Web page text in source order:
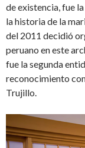
de existencia, fue
la historia de la
del 2011 decidió
peruano en este
fue la segunda
reconocimiento
Trujillo.